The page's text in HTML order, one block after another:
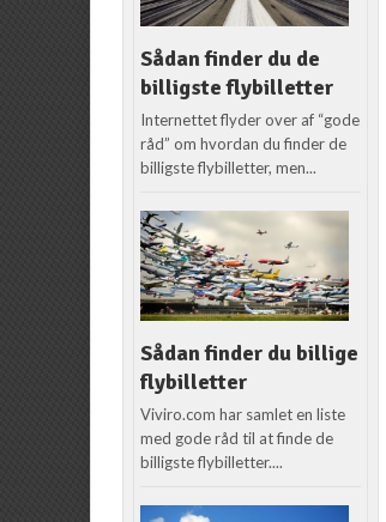
Sådan finder du de
billigste flybilletter
Internettet flyder over af “gode
råd” om hvordan du finder de
billigste flybilletter, men...
Sådan finder du billige
flybilletter
Viviro.com har samlet en liste
med gode råd til at finde de
billigste flybilletter....